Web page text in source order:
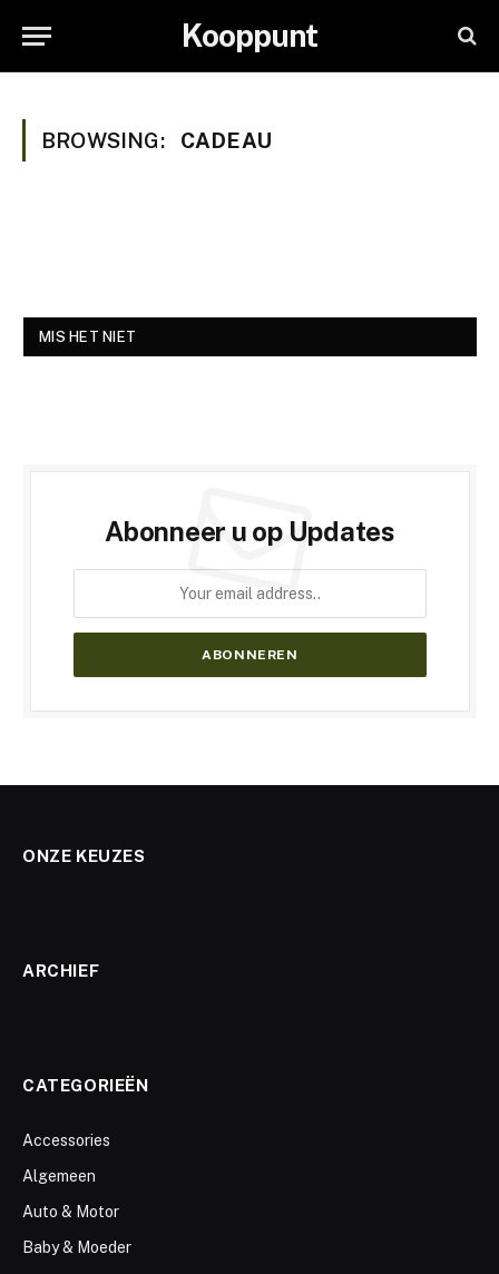
Kooppunt
BROWSING: CADEAU
MIS HET NIET
Abonneer u op Updates
ONZE KEUZES
ARCHIEF
CATEGORIEËN
Accessories
Algemeen
Auto & Motor
Baby & Moeder